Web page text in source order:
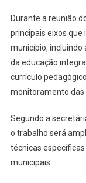
Durante a reunião
principais eixos que
município, incluindo
da educação
currículo
monitoramento das
Segundo a
o trabalho será
técnicas
municipais.